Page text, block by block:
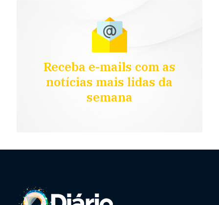
Receba e-mails com as
notícias mais lidas da
semana